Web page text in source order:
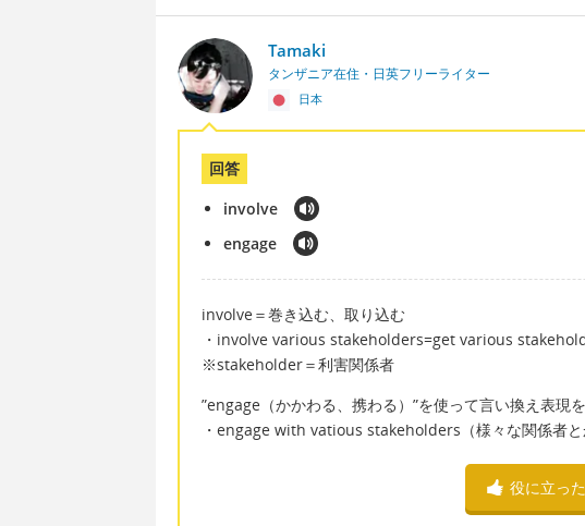
Tamaki
タンザニア在住・日英フリーライター
日本
回答
involve
engage
involve＝巻き込む、取り込む
・involve various stakeholders=get various
※stakeholder＝利害関係者
”engage（かかわる、携わる）”を使って言い換え表現
・engage with vatious stakeholders（様々な関係者と
役に立った